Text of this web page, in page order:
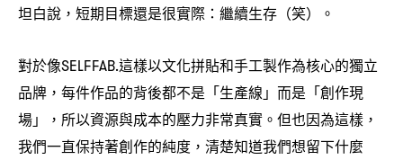
坦白說 ， 短期目標還是很實際 ： 繼續生存 （笑） 。
對於像SELFFAB.這樣以文化拼貼和手工製作為核心的獨立
品牌 ， 每件作品的背後都不是「生產線」而是「創作現
場」
， 所以資源與成本的壓力非常真實。但也因為這樣 ，
我們一直保持著創作的純度 ， 清楚知道我們想留下什麼